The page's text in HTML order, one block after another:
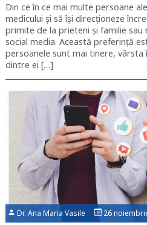
Din ce în ce mai multe persoane
medicului și să își direcționeze
primite de la prieteni și familie
social media. Această preferință
persoanele sunt mai tinere, vârsta
dintre ei […]
Dr. Ana Maria Vasile 26